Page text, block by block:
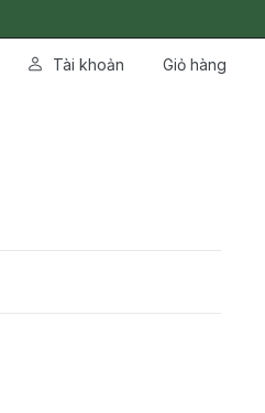
Tài khoản Giỏ hàng